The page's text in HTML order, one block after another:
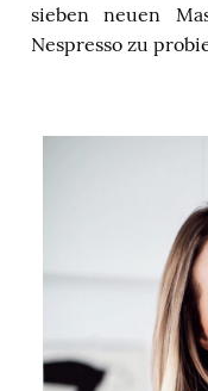
sieben neuen
Nespresso zu